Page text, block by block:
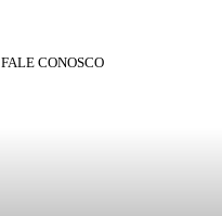
FALE CONOSCO